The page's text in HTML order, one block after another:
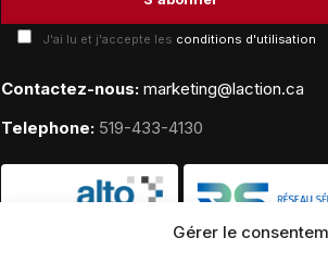
Gérer le
J'ai lu et j'accepte les conditions d'utilisation
Contactez-nous: marketing@laction.ca
Telephone: 519-433-4130